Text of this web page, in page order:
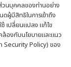
นบุคคลของท่านอย่าง
ดผู้มีสิทธิในการเข้าถึง
เปลี่ยนแปลง แก้ไข
องกับนโยบายและแนว
Policy) ของ